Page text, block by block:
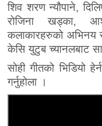
शिव शरण न्याैपाने,
रोजिना खड्का,
कलाकारहरुको अभिनय
केसि युटुब च्यानलबाट
सोही गीतको भिडियो
गर्नुहोला ।